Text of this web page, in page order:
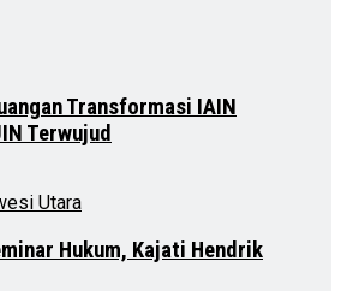
Transformasi IAIN
Terwujud
Hukum, Kajati Hendrik